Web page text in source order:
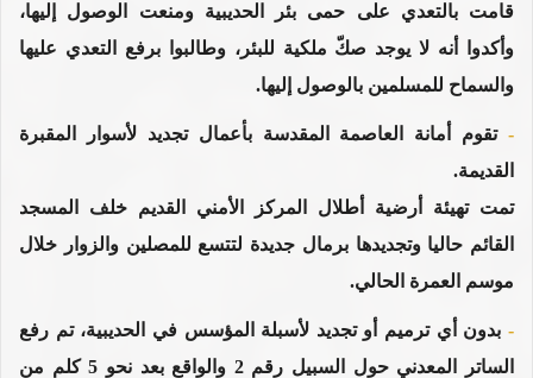
قامت بالتعدي على حمى بئر الحديبية ومنعت الوصول إليها،
وأكدوا أنه لا يوجد صكّ ملكية للبئر، وطالبوا برفع التعدي عليها
والسماح للمسلمين بالوصول إليها.
-تقوم أمانة العاصمة المقدسة بأعمال تجديد لأسوار المقبرة
القديمة.
تمت تهيئة أرضية أطلال المركز الأمني القديم خلف المسجد
القائم حاليا وتجديدها برمال جديدة لتتسع للمصلين والزوار خلال
موسم العمرة الحالي.
- بدون أي ترميم أو تجديد لأسبلة المؤسس في الحديبية، تم رفع
الساتر المعدني حول السبيل رقم 2 والواقع بعد نحو 5 كلم من